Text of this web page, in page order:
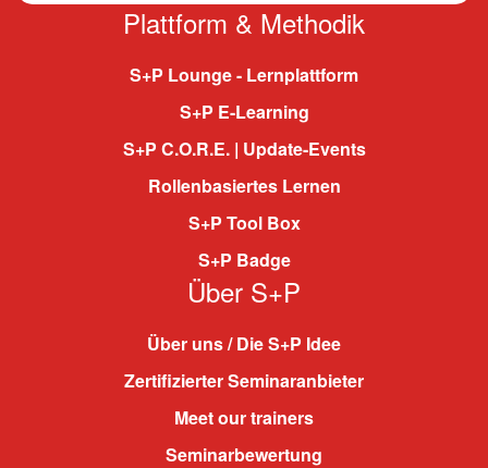
Plattform & Methodik
S+P Lounge - Lernplattform
S+P E-Learning
S+P C.O.R.E. | Update-Events
Rollenbasiertes Lernen
S+P Tool Box
S+P Badge
Über S+P
Über uns / Die S+P Idee
Zertifizierter Seminaranbieter
Meet our trainers
Seminarbewertung